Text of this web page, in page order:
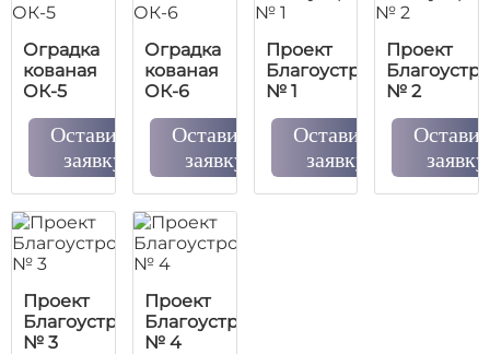
Оградка
кованая
ОК-5
Оставить
заявку
Оградка
кованая
ОК-6
Оставить
заявку
Проект
Благоустройства
№ 1
Оставить
заявку
Проект
№ 2
заявку
Проект
Благоустройства
№ 3
Проект
Благоустройства
№ 4